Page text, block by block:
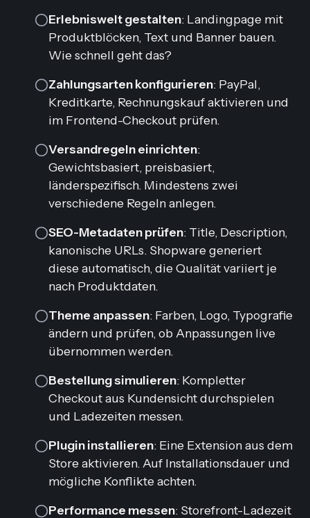
Erlebniswelt gestalten: Landingpage mit
Produktblöcken, Text und Banner bauen.
Wie schnell geht das?
Zahlungsarten konfigurieren: PayPal,
Kreditkarte, Rechnungskauf aktivieren und
im Frontend-Checkout prüfen.
Versandregeln einrichten:
Gewichtsbasiert, preisbasiert,
länderspezifisch. Mindestens zwei
verschiedene Regeln anlegen.
SEO-Metadaten prüfen: Title, Description,
kanonische URLs. Shopware generiert
diese automatisch, die Qualität variiert je
nach Produktdaten.
Theme anpassen: Farben, Logo, Typografie
ändern und prüfen, ob Anpassungen live
übernommen werden.
Bestellung simulieren: Kompletter
Checkout aus Kundensicht durchspielen
und Ladezeiten messen.
Plugin installieren: Eine Extension aus dem
Store aktivieren. Auf Installationsdauer und
mögliche Konflikte achten.
Performance messen: Storefront-Ladezeit